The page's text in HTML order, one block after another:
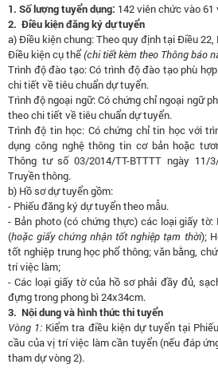
1. Số lượng tuyển dụng: 142 viên chức vào
2. Điều kiện đăng ký dự tuyển
a) Điều kiện chung: Theo quy định tại Điều
Điều kiện cụ thể(chi tiết kèm theo Thông báo
Trình độ đào tạo: Có trình độ đào tạo phù
chi tiết về tiêu chuẩn dự tuyển.
Trình độ ngoại ngữ: Có chứng chỉ ngoại ngữ
theo chi tiết về tiêu chuẩn dự tuyển.
Trình độ tin học: Có chứng chỉ tin học với
dụng công nghệ thông tin cơ bản hoặc
Thông tư số 03/2014/TT-BTTTT ngày 11/
Truyền thông.
b) Hồ sơ dự tuyển gồm:
- Phiếu đăng ký dự tuyển theo mẫu.
- Bản photo (có chứng thực) các loại giấy tờ:
(hoặc giấy chứng nhận tốt nghiệp tạm thời);
tốt nghiệp trung học phổ thông; văn bằng,
trí việc làm;
- Các loại giấy tờ của hồ sơ phải đầy đủ,
đựng trong phong bì 24x34cm.
3. Nội dung và hình thức thi tuyển
Vòng 1: Kiểm tra điều kiện dự tuyển tại
cầu của vị trí việc làm cần tuyển (nếu đáp
tham dự vòng 2).